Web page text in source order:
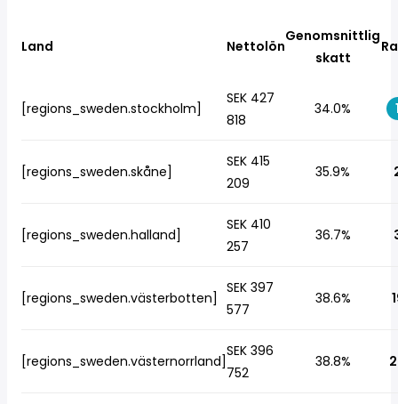
Land Nettolön
Genomsnittlig
skatt
[regions_sweden.stockholm]
SEK 427
818
34.0%
[regions_sweden.skåne]
SEK 415
209
35.9%
[regions_sweden.halland]
SEK 410
257
36.7%
[regions_sweden.västerbotten]
SEK 397
577
38.6%
[regions_sweden.västernorrland]
SEK 396
752
38.8%